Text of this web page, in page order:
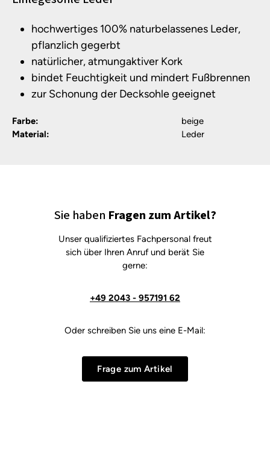
hochwertiges 100% naturbelassenes Leder,
pflanzlich gegerbt
natürlicher, atmungaktiver Kork
bindet Feuchtigkeit und mindert Fußbrennen
zur Schonung der Decksohle geeignet
Farbe:
beige
Material:
Leder
Sie haben Fragen zum Artikel?
Unser qualifiziertes Fachpersonal freut
sich über Ihren Anruf und berät Sie
gerne:
+49 2043 - 957191 62
Oder schreiben Sie uns eine E-Mail:
Frage zum Artikel